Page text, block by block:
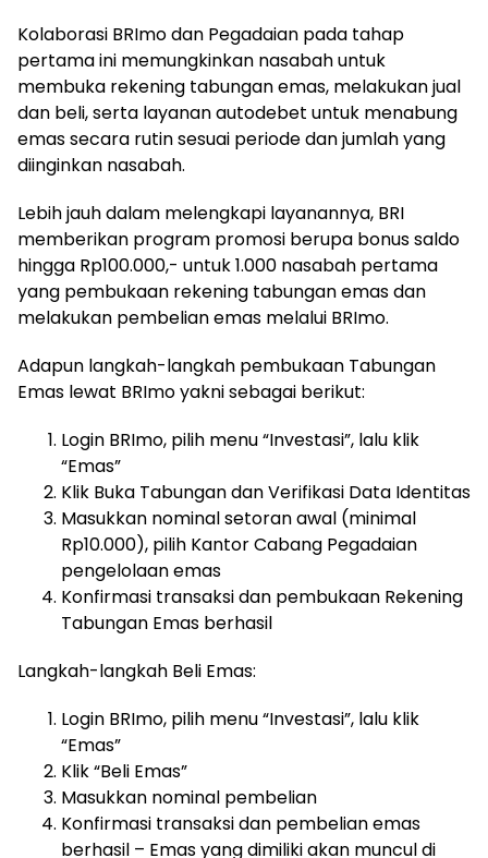
Kolaborasi BRImo dan Pegadaian pada tahap
pertama ini memungkinkan nasabah untuk
membuka rekening tabungan emas, melakukan jual
dan beli, serta layanan autodebet untuk menabung
emas secara rutin sesuai periode dan jumlah yang
diinginkan nasabah.
Lebih jauh dalam melengkapi layanannya, BRI
memberikan program promosi berupa bonus saldo
hingga Rp100.000,- untuk 1.000 nasabah pertama
yang pembukaan rekening tabungan emas dan
melakukan pembelian emas melalui BRImo.
Adapun langkah-langkah pembukaan Tabungan
Emas lewat BRImo yakni sebagai berikut:
Login BRImo, pilih menu “Investasi”, lalu klik
“Emas”
Klik Buka Tabungan dan Verifikasi Data Identitas
Masukkan nominal setoran awal (minimal
Rp10.000), pilih Kantor Cabang Pegadaian
pengelolaan emas
Konfirmasi transaksi dan pembukaan Rekening
Tabungan Emas berhasil
Langkah-langkah Beli Emas:
Login BRImo, pilih menu “Investasi”, lalu klik
“Emas”
Klik “Beli Emas”
Masukkan nominal pembelian
Konfirmasi transaksi dan pembelian emas
berhasil – Emas yang dimiliki akan muncul di